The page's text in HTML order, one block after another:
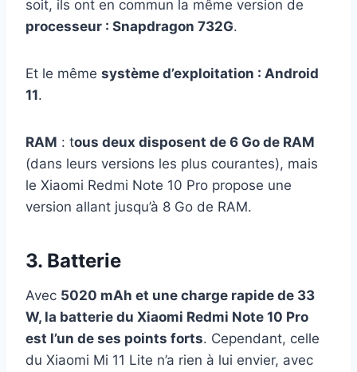
soit, ils ont en commun la même version de
processeur : Snapdragon 732G.
Et le même système d’exploitation : Android
11.
RAM : tous deux disposent de 6 Go de RAM
(dans leurs versions les plus courantes), mais
le Xiaomi Redmi Note 10 Pro propose une
version allant jusqu’à 8 Go de RAM.
3. Batterie
Avec 5020 mAh et une charge rapide de 33
W, la batterie du Xiaomi Redmi Note 10 Pro
est l’un de ses points forts. Cependant, celle
du Xiaomi Mi 11 Lite n’a rien à lui envier, avec